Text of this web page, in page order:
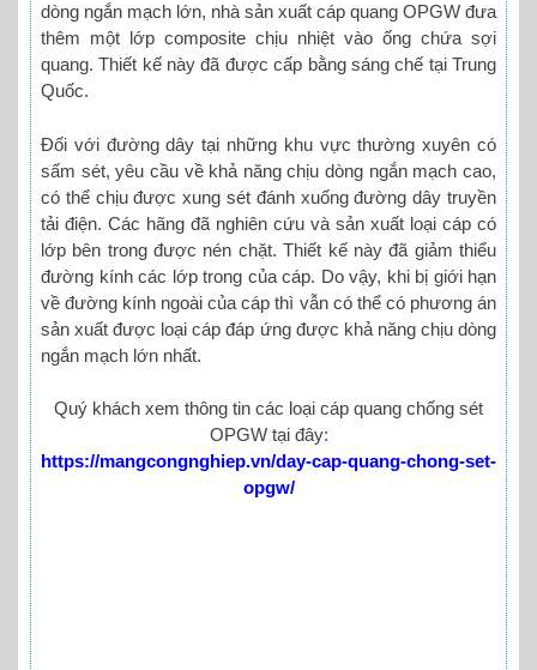
dòng ngắn mạch lớn, nhà sản xuất cáp quang OPGW đưa
thêm một lớp composite chịu nhiệt vào ống chứa sợi
quang. Thiết kế này đã được cấp bằng sáng chế tại Trung
Quốc.
Đối với đường dây tại những khu vực thường xuyên có
sấm sét, yêu cầu về khả năng chịu dòng ngắn mạch cao,
có thể chịu được xung sét đánh xuống đường dây truyền
tải điện. Các hãng đã nghiên cứu và sản xuất loại cáp có
lớp bên trong được nén chặt. Thiết kế này đã giảm thiểu
đường kính các lớp trong của cáp. Do vậy, khi bị giới hạn
về đường kính ngoài của cáp thì vẫn có thể có phương án
sản xuất được loại cáp đáp ứng được khả năng chịu dòng
ngắn mạch lớn nhất.
Quý khách xem thông tin các loại cáp quang chống sét
OPGW tại đây:
https://mangcongnghiep.vn/day-cap-quang-chong-set-
opgw/